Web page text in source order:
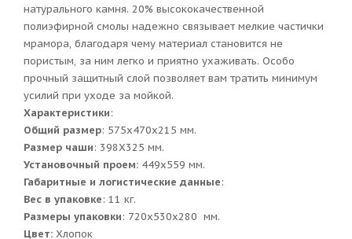
натурального камня. 20% высококачественной
полиэфирной смолы надежно связывает мелкие частички
мрамора, благодаря чему материал становится не
пористым, за ним легко и приятно ухаживать. Особо
прочный защитный слой позволяет вам тратить минимум
усилий при уходе за мойкой.
Характеристики:
Общий размер: 575x470x215 мм.
Размер чаши: 398Х325 мм.
Установочный проем: 449x559 мм.
Габаритные и логистические данные:
Вес в упаковке: 11 кг.
Размеры упаковки: 720x530x280 мм.
Цвет: Хлопок